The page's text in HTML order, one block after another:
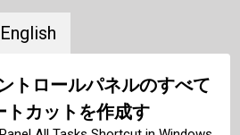
English
トロールパネルのすべて
トカットを作成す